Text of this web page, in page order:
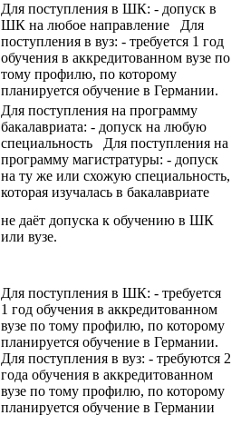
Для поступления в ШК: - допуск в
ШК на любое направление Для
поступления в вуз: - требуется 1 год
обучения в аккредитованном вузе по
тому профилю, по которому
планируется обучение в Германии.
Для поступления на программу
бакалавриата: - допуск на любую
специальность Для поступления на
программу магистратуры: - допуск
на ту же или схожую специальность,
которая изучалась в бакалавриате
не даёт допуска к обучению в ШК
или вузе.
Для поступления в ШК: - требуется
1 год обучения в аккредитованном
вузе по тому профилю, по которому
планируется обучение в Германии.
Для поступления в вуз: - требуются 2
года обучения в аккредитованном
вузе по тому профилю, по которому
планируется обучение в Германии